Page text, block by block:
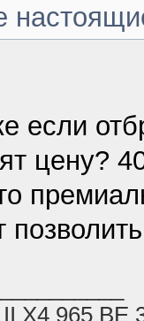
если
цену?
X4 965 BE